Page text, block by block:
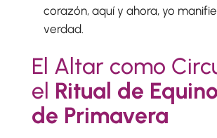
corazón, aquí y ahora, yo
verdad.
El Altar como
el Ritual de
de Primavera